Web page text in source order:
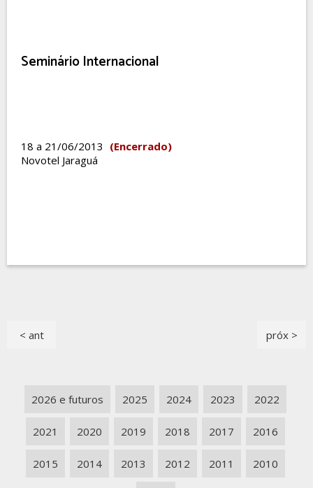
Seminário Internacional
18 a 21/06/2013 (Encerrado)
Novotel Jaraguá
< ant próx >
2026 e futuros 2025 2024 2023 2022
2021 2020 2019 2018 2017 2016
2015 2014 2013 2012 2011 2010